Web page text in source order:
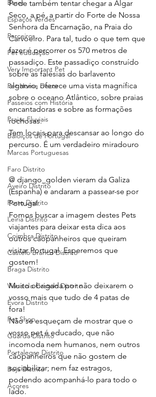
Bares
Espaços Verdes
Parceiros
Pet educação
Very Important Pet
Pet Home Decor
Passeios com História
Praias Fluviais
Baloiços de Portugal
Marcas Portuguesas
Faro Distrito
Aveiro Distrito
Porto Distrito
Leiria Distrito
Coimbra Distrito
Castelo Branco Distrito
Braga Distrito
Viana do Castelo Distrito
Évora Distrito
Pet Shop
Guarda Distrito
Portalegre Distrito
Beja Distrito
Açores
Pode também tentar chegar a Algar
Seco, a pé, a partir do Forte de Nossa
Senhora da Encarnação, na Praia do
Carvoeiro. Para tal, tudo o que tem que
fazer é percorrer os 570 metros de
passadiço. Este passadiço construído
sobre as falésias do barlavento
algarvio, oferece uma vista magnífica
sobre o oceano Atlântico, sobre praias
encantadoras e sobre as formações
rochosas.
Tem locais para descansar ao longo do
percurso. É um verdadeiro miradouro
@ django_golden vieram da Galiza
(Espanha) e andaram a passear-se por
Portugal.
Fomos buscar a imagem destes Pets
viajantes para deixar esta dica aos
outros cãopanheiros que queiram
visitar Portugal  Esperemos que
gostem!
Muito obrigada por não deixarem o
vosso mais que tudo de 4 patas de
fora!
Não se esqueçam de mostrar que o
vosso pet é educado, que não
incomoda nem humanos, nem outros
cãopanheiros que não gostem de
sociabilizar; nem faz estragos,
podendo acompanhá-lo para todo o
lado.